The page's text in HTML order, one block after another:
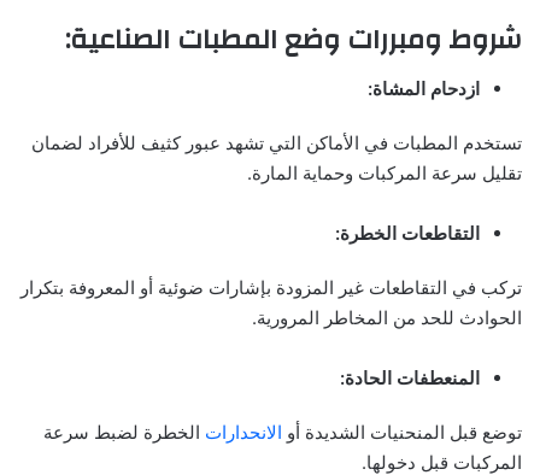
شروط ومبررات وضع المطبات الصناعية:
ازدحام المشاة:
تستخدم المطبات في الأماكن التي تشهد عبور كثيف للأفراد لضمان
تقليل سرعة المركبات وحماية المارة.
التقاطعات الخطرة:
تركب في التقاطعات غير المزودة بإشارات ضوئية أو المعروفة بتكرار
الحوادث للحد من المخاطر المرورية.
المنعطفات الحادة:
توضع قبل المنحنيات الشديدة أو الانحدارات الخطرة لضبط سرعة
المركبات قبل دخولها.